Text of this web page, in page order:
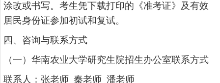
涂改或书写。考生凭下载打印的《准考证》及有效
居民身份证参加初试和复试。
四、咨询与联系方式
（一）华南农业大学研究生院招生办公室联系方式
联系人：张老师 秦老师 潘老师